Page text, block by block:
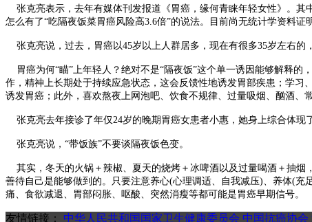
张克亮表示，去年有媒体刊发报道《胃癌，缘何青睐年轻女性》。其
怎么有了“吃隔夜饭菜胃癌风险高3.6倍”的说法。目前尚无统计学资料证
张克亮说，过去，胃癌以45岁以上人群居多，现在有很多35岁左右的
胃癌为何“瞄”上年轻人？绝对不是“隔夜饭”这个单一诱因能够解释的
作，精神上长期处于持续应急状态，这会反馈性地诱发胃部疾患；学
诱发胃癌；此外，喜欢熬夜上网泡吧、饮食不规律、过量吸烟、酗酒、
张克亮去年接诊了年仅24岁的晚期胃癌女患者小惠，她身上综合体现
张克亮说，“带饭族”不要谈隔夜饭色变。
其实，冬天的火锅＋辣椒、夏天的烧烤＋冰啤酒以及过量喝酒＋抽烟
善待自己是能够做到的。只要注意养心(心理调适、自我减压)、养体(
痛、食欲减退、胃部闷胀、呕酸、突然消瘦等都可能是胃癌早期信号。
友情链接： 中华人民共和国国家卫生健康委员会 中国抗癌协会